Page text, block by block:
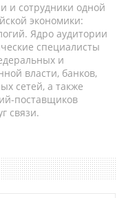
и сотрудники одной
экономики:
Ядро аудитории
специалисты
и
власти, банков,
сетей, а также
поставщиков
связи.